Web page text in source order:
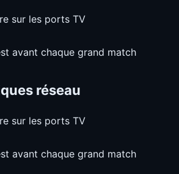
sur les ports TV
avant chaque grand match
réseau
sur les ports TV
avant chaque grand match